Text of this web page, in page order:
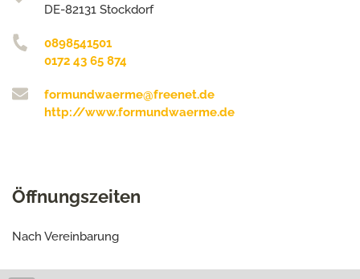
DE-82131 Stockdorf
0898541501
0172 43 65 874
formundwaerme@freenet.de
http://www.formundwaerme.de
Öffnungszeiten
Nach Vereinbarung